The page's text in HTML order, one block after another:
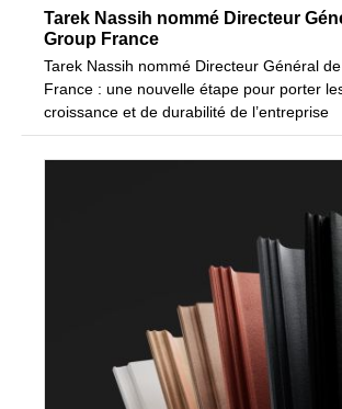
Tarek Nassih nommé Directeur
Group France
Tarek Nassih nommé Directeur Général
France : une nouvelle étape pour porter
croissance et de durabilité de l’entreprise